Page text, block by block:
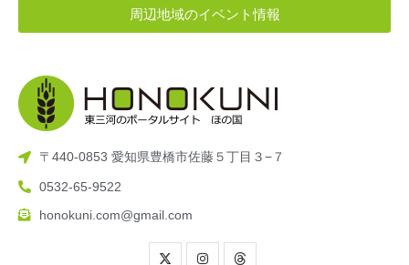
周辺地域のイベント情報
〒440-0853 愛知県豊橋市佐藤５丁目３−７
0532-65-9522
honokuni.com@gmail.com